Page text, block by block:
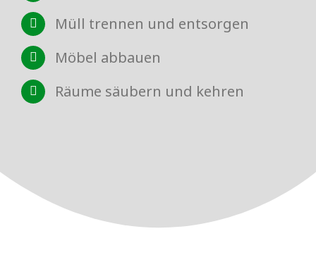
Müll trennen und entsorgen
Möbel abbauen
Räume säubern und kehren